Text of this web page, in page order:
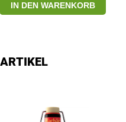
IN DEN WARENKORB